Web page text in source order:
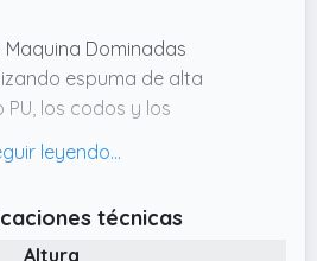
Dominadas
espuma de alta
los codos y los
durante el entrenamiento,
que le brinda una
segura y
técnicas
Altura